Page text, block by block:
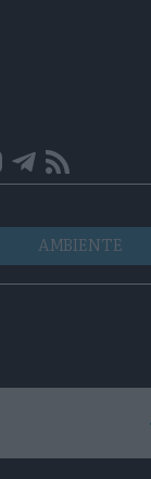
AMBIENTE